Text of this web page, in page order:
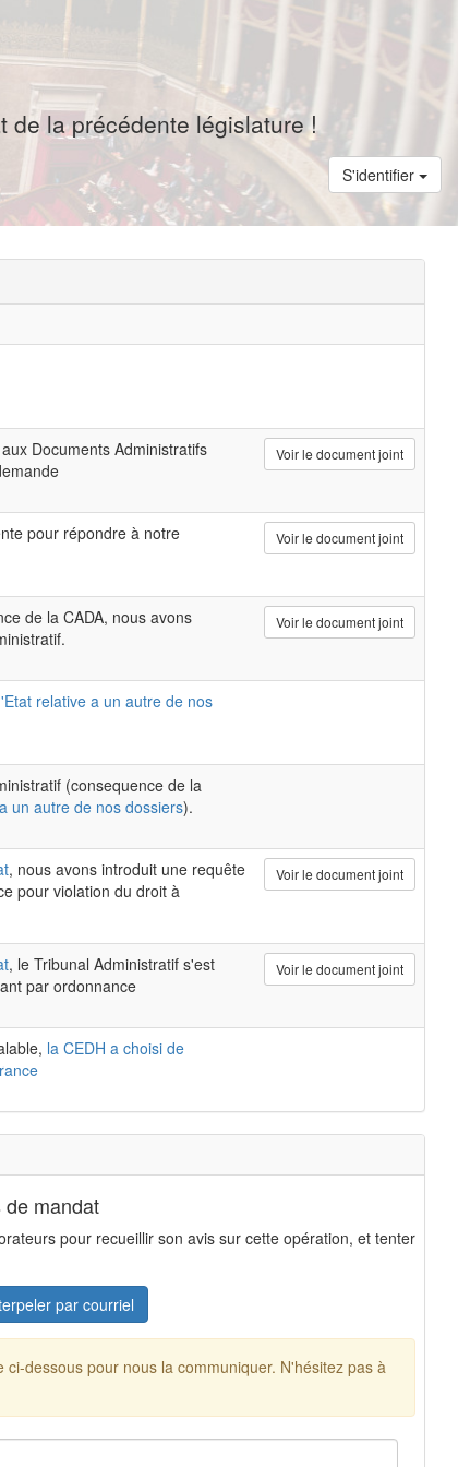
de la précédente législature !
S'identifier
Documents Administratifs
Voir le document joint
pour répondre à notre
Voir le document joint
de la CADA, nous avons
Voir le document joint
relative a un autre de nos
(consequence de la
un autre de nos dossiers).
, nous avons introduit une requête
pour violation du droit à
Voir le document joint
, le Tribunal Administratif s'est
par ordonnance
Voir le document joint
la CEDH a choisi de
mandat
pour recueillir son avis sur cette opération, et tenter
par courriel
dessous pour nous la communiquer. N'hésitez pas à